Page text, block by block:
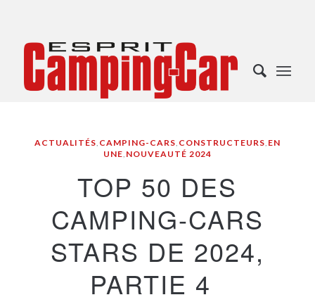
ACTUALITÉS, CAMPING-CARS, CONSTRUCTEURS, EN
UNE, NOUVEAUTÉ 2024
TOP 50 DES
CAMPING-CARS
STARS DE 2024,
PARTIE 4